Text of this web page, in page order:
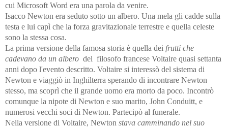
cui Microsoft Word era una parola da venire.
Isacco Newton era seduto sotto un albero. Una mela gli cadde sulla
testa e lui capì che la forza gravitazionale terrestre e quella celeste
sono la stessa cosa.
La prima versione della famosa storia è quella dei frutti che
cadevano da un albero del filosofo francese Voltaire quasi settanta
anni dopo l'evento descritto. Voltaire si interessò del sistema di
Newton e viaggiò in Inghilterra sperando di incontrare Newton
stesso, ma scoprì che il grande uomo era morto da poco. Incontrò
comunque la nipote di Newton e suo marito, John Conduitt, e
numerosi vecchi soci di Newton. Partecipò al funerale.
Nella versione di Voltaire, Newton stava camminando nel suo